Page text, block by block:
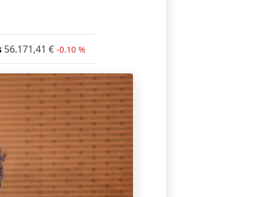
56.171,41 € -0.10 %